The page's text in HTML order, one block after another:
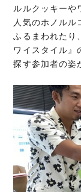
ルルクッキーや
人気のホノルル
ふるまわれたり
ワイスタイル』
探す参加者の姿